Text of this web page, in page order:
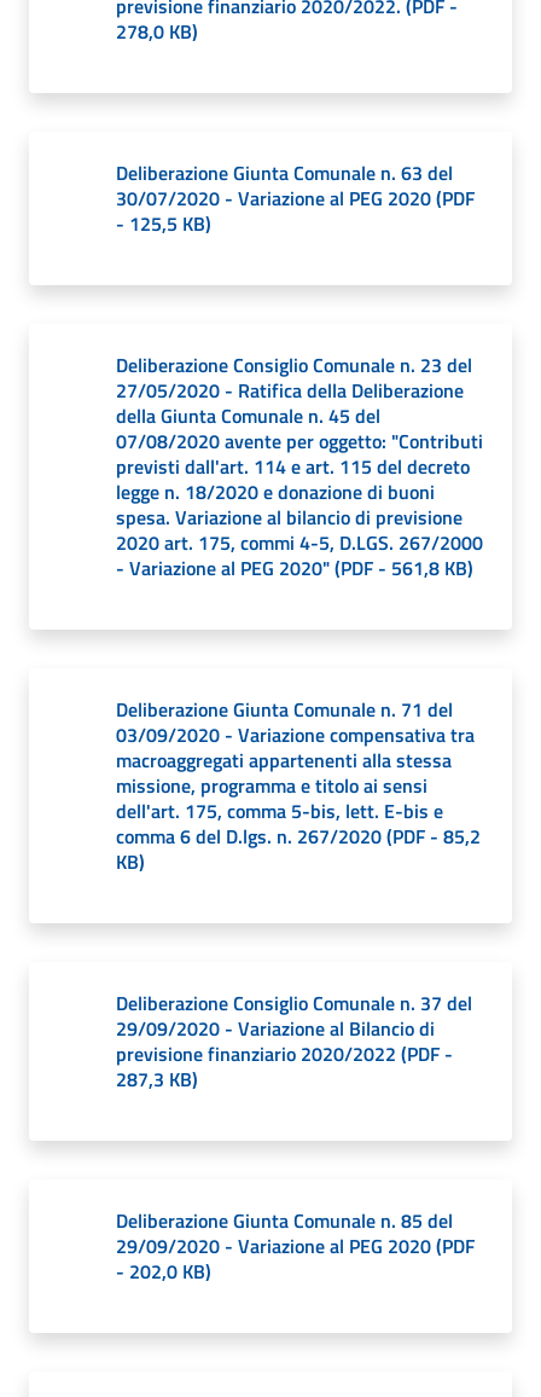
previsione finanziario 2020/2022. (PDF -
278,0 KB)
Deliberazione Giunta Comunale n. 63 del
30/07/2020 - Variazione al PEG 2020(PDF
- 125,5 KB)
Deliberazione Consiglio Comunale n. 23 del
27/05/2020 - Ratifica della Deliberazione
della Giunta Comunale n. 45 del
07/08/2020 avente per oggetto: "Contributi
previsti dall'art. 114 e art. 115 del decreto
legge n. 18/2020 e donazione di buoni
spesa. Variazione al bilancio di previsione
2020 art. 175, commi 4-5, D.LGS. 267/2000
- Variazione al PEG 2020"(PDF - 561,8 KB)
Deliberazione Giunta Comunale n. 71 del
03/09/2020 - Variazione compensativa tra
macroaggregati appartenenti alla stessa
missione, programma e titolo ai sensi
dell'art. 175, comma 5-bis, lett. E-bis e
comma 6 del D.lgs. n. 267/2020(PDF - 85,2
KB)
Deliberazione Consiglio Comunale n. 37 del
29/09/2020 - Variazione al Bilancio di
previsione finanziario 2020/2022 (PDF -
287,3 KB)
Deliberazione Giunta Comunale n. 85 del
29/09/2020 - Variazione al PEG 2020(PDF
- 202,0 KB)